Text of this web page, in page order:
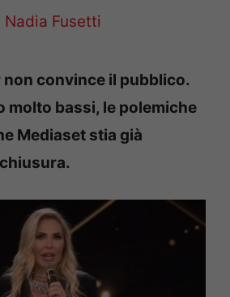
Nadia Fusetti
non convince il pubblico.
molto bassi, le polemiche
Mediaset stia già